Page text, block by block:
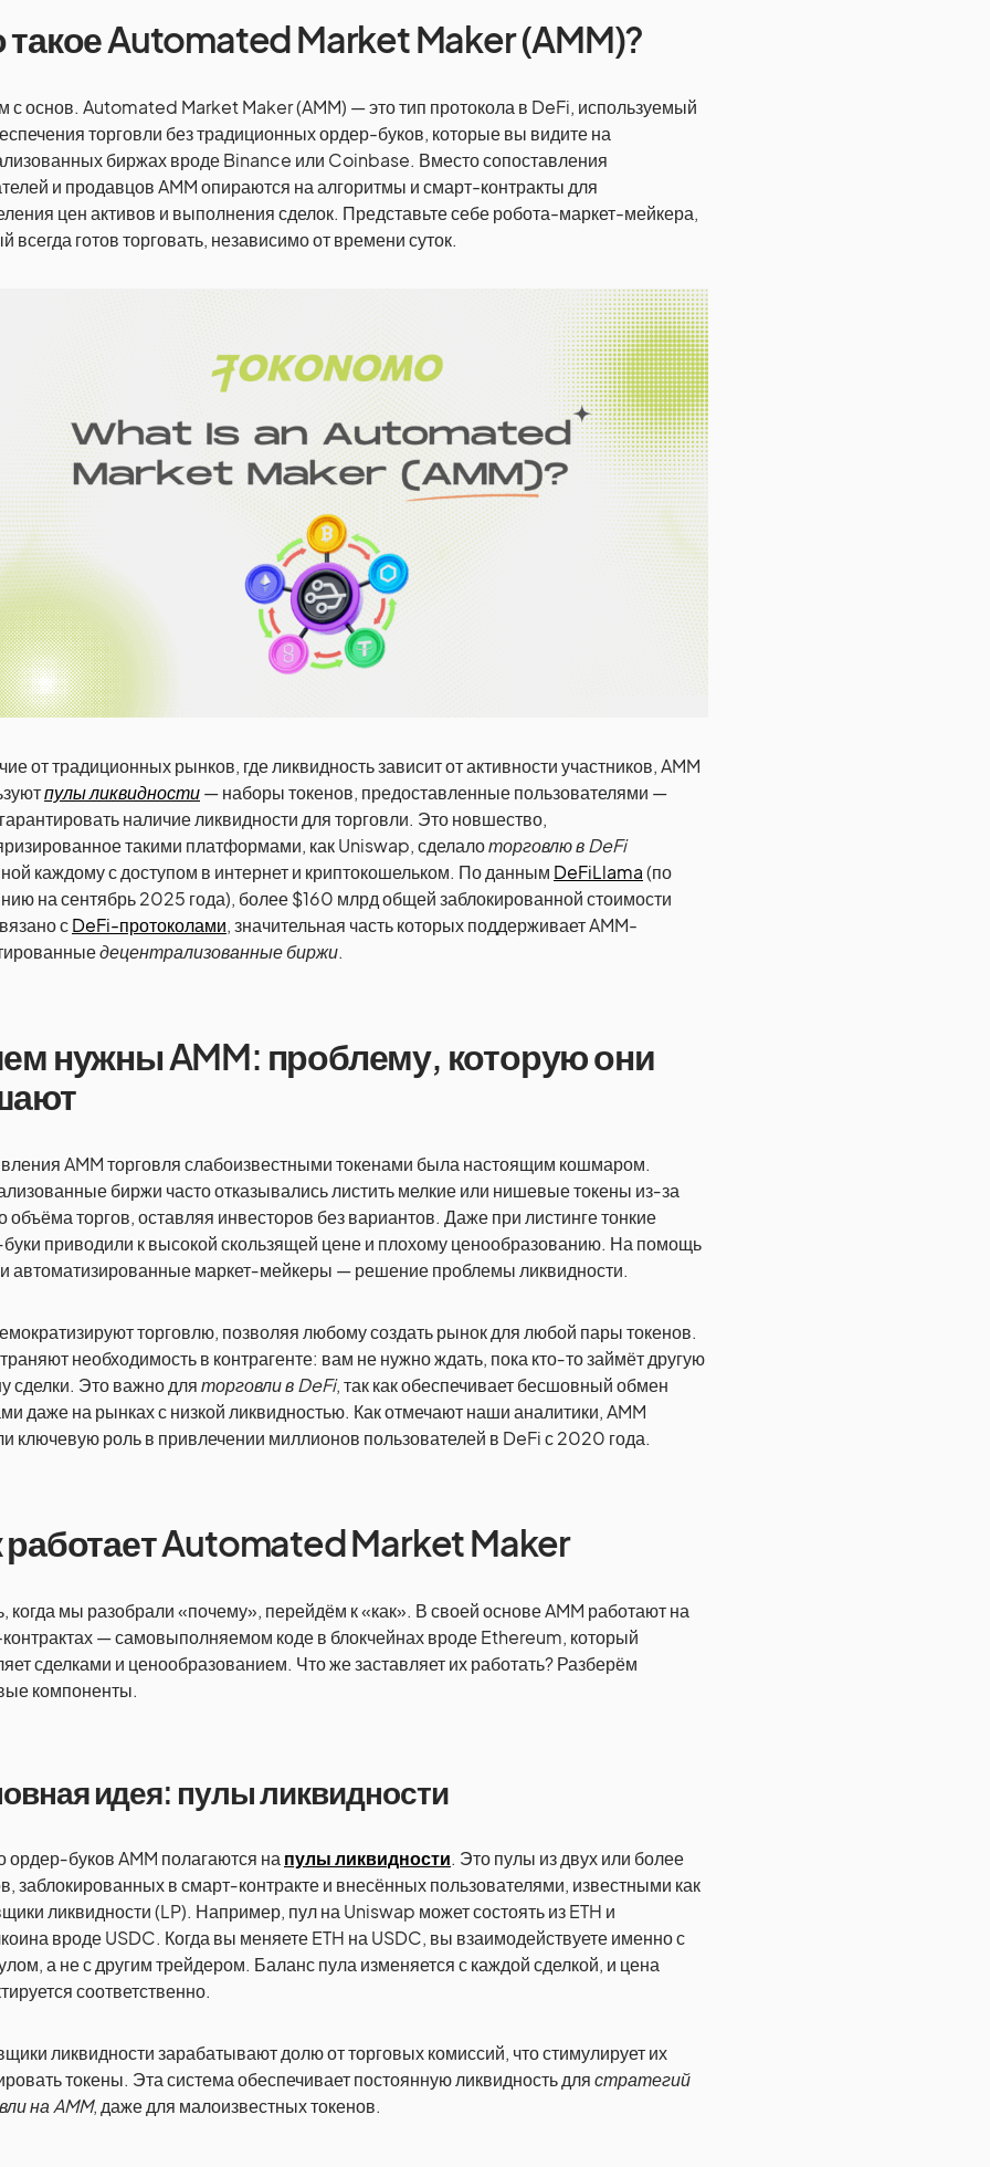
такое Automated Market Maker (AMM)?
с основ. Automated Market Maker (AMM) — это тип протокола в DeFi, используемый
торговли без традиционных ордер-буков, которые вы видите на
биржах вроде Binance или Coinbase. Вместо сопоставления
и продавцов AMM опираются на алгоритмы и смарт-контракты для
цен активов и выполнения сделок. Представьте себе робота-маркет-мейкера,
всегда готов торговать, независимо от времени суток.
от традиционных рынков, где ликвидность зависит от активности участников, AMM
пулы ликвидности— наборы токенов, предоставленные пользователями —
наличие ликвидности для торговли. Это новшество,
такими платформами, как Uniswap, сделалоторговлю в DeFi
каждому с доступом в интернет и криптокошельком. По данным DeFiLlama(по
на сентябрь 2025 года), более $160 млрд общей заблокированной стоимости
сDeFi-протоколами, значительная часть которых поддерживает AMM-
децентрализованные биржи.
нужны AMM: проблему, которую они
AMM торговля слабоизвестными токенами была настоящим кошмаром.
биржи часто отказывались листить мелкие или нишевые токены из‑за
объёма торгов, оставляя инвесторов без вариантов. Даже при листинге тонкие
приводили к высокой скользящей цене и плохому ценообразованию. На помощь
автоматизированные маркет‑мейкеры — решение проблемы ликвидности.
торговлю, позволяя любому создать рынок для любой пары токенов.
необходимость в контрагенте: вам не нужно ждать, пока кто‑то займёт другую
сделки. Это важно дляторговли в DeFi, так как обеспечивает бесшовный обмен
даже на рынках с низкой ликвидностью. Как отмечают наши аналитики, AMM
ключевую роль в привлечении миллионов пользователей в DeFi с 2020 года.
работает Automated Market Maker
когда мы разобрали «почему», перейдём к «как». В своей основе AMM работают на
— самовыполняемом коде в блокчейнах вроде Ethereum, который
сделками и ценообразованием. Что же заставляет их работать? Разберём
компоненты.
идея: пулы ликвидности
ордер‑буков AMM полагаются напулы ликвидности. Это пулы из двух или более
заблокированных в смарт‑контракте и внесённых пользователями, известными как
ликвидности (LP). Например, пул на Uniswap может состоять из ETH и
вроде USDC. Когда вы меняете ETH на USDC, вы взаимодействуете именно с
а не с другим трейдером. Баланс пула изменяется с каждой сделкой, и цена
соответственно.
ликвидности зарабатывают долю от торговых комиссий, что стимулирует их
токены. Эта система обеспечивает постоянную ликвидность длястратегий
на AMM, даже для малоизвестных токенов.